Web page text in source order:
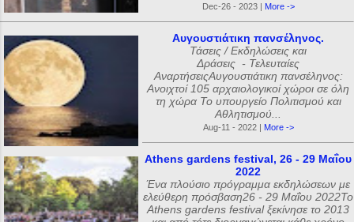
Dec-26 - 2023 | More ->
Αυγουστιάτικη πανσέληνος.
Τάσεις / Εκδηλώσεις και
Δράσεις - Τελευταίες
ΑναρτήσειςΑυγουστιάτικη πανσέληνος:
Ανοιχτοί 105 αρχαιολογικοί χώροι σε όλη
τη χώρα Το υπουργείο Πολιτισμού και
Αθλητισμού...
Aug-11 - 2022 | More ->
Athens gardens festival, 26 - 29 Μαΐου
2022
Ένα πλούσιο πρόγραμμα εκδηλώσεων με
ελεύθερη πρόσβαση26 - 29 Μαΐου 2022Το
Athens gardens festival ξεκίνησε το 2013